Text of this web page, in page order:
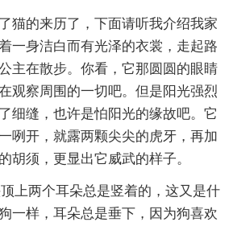
猫的来历了，下面请听我介绍我家
一身洁白而有光泽的衣裳，走起路
主在散步。你看，它那圆圆的眼睛
观察周围的一切吧。但是阳光强烈
细缝，也许是怕阳光的缘故吧。它
咧开，就露两颗尖尖的虎牙，再加
胡须，更显出它威武的样子。
上两个耳朵总是竖着的，这又是什
一样，耳朵总是垂下，因为狗喜欢